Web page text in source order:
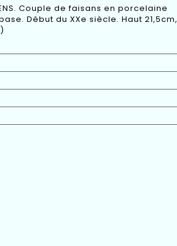
Couple de faisans en porcelaine
Début du XXe siècle. Haut 21,5cm,